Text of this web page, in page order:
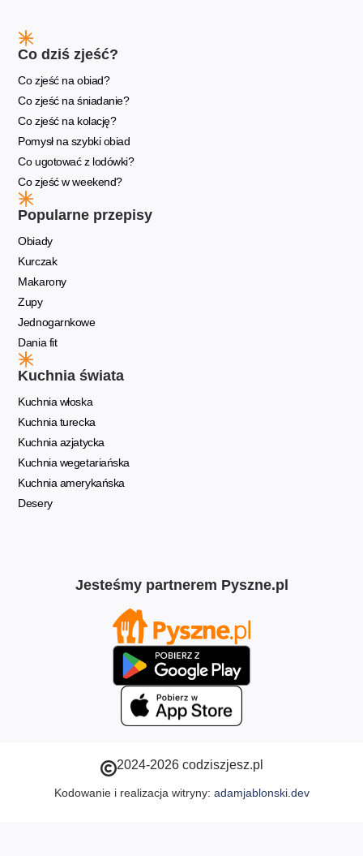
Co dziś zjeść?
Co zjeść na obiad?
Co zjeść na śniadanie?
Co zjeść na kolację?
Pomysł na szybki obiad
Co ugotować z lodówki?
Co zjeść w weekend?
Popularne przepisy
Obiady
Kurczak
Makarony
Zupy
Jednogarnkowe
Dania fit
Kuchnia świata
Kuchnia włoska
Kuchnia turecka
Kuchnia azjatycka
Kuchnia wegetariańska
Kuchnia amerykańska
Desery
Jesteśmy partnerem Pyszne.pl
2024-2026 codziszjesz.pl
Kodowanie i realizacja witryny: adamjablonski.dev